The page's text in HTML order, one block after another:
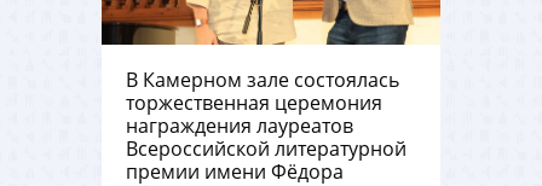
В Камерном зале состоялась
торжественная церемония
награждения лауреатов
Всероссийской литературной
премии имени Фёдора